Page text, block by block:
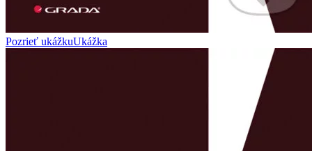
Pozrieť ukážkuUkážka